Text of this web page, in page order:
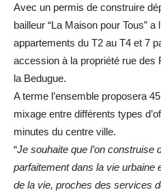
Avec un permis de construire
bailleur “La Maison pour Tous” a
appartements du T2 au T4 et 7
accession à la propriété rue des
la Bedugue.
A terme l’ensemble proposera
mixage entre différents types
minutes du centre ville.
“Je souhaite que l’on construise
parfaitement dans la vie urbaine
de la vie, proches des services